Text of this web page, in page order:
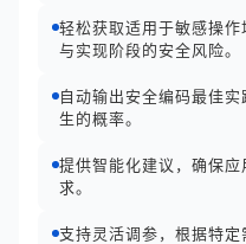
轻松获取适用于敏感操
与实现阶段的安全风险。
自动输出安全编码最佳
生的概率。
提供智能化建议，确保
求。
支持灵活调参，根据特定